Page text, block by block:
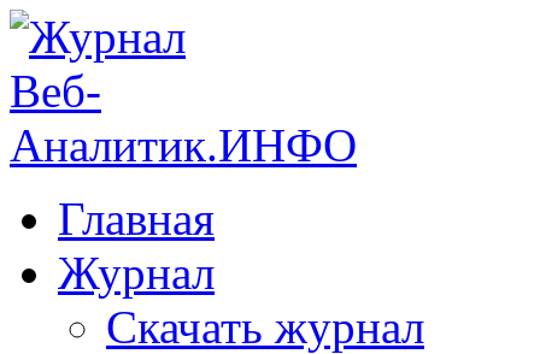
Главная
Журнал
Скачать журнал